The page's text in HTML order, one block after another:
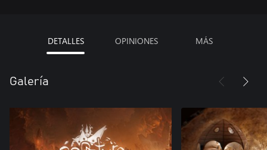
DETALLES OPINIONES MÁS
Galería